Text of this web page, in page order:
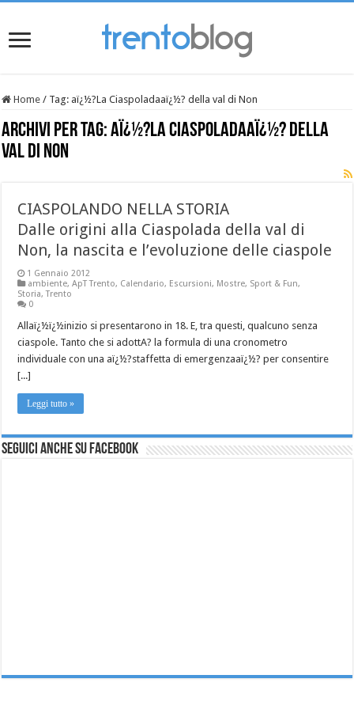
Home / Tag: aï¿½?La Ciaspoladaaï¿½? della val di Non
Archivi per tag:aï¿½?La Ciaspoladaaï¿½? della
val di Non
CIASPOLANDO NELLA STORIA
Dalle origini alla Ciaspolada della val di
Non, la nascita e l’evoluzione delle ciaspole
1 Gennaio 2012
ambiente,ApT Trento, Calendario, Escursioni, Mostre, Sport & Fun,
Storia,Trento
0
Allaï¿½ï¿½inizio si presentarono in 18. E, tra questi, qualcuno senza
ciaspole. Tanto che si adottA? la formula di una cronometro
individuale con una aï¿½?staffetta di emergenzaaï¿½? per consentire
[...]
Leggi tutto »
Seguici anche su Facebook